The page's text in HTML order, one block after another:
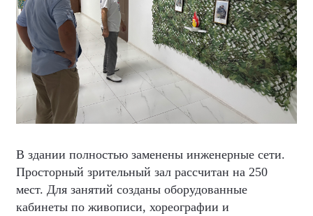
В здании полностью заменены инженерные сети.
Просторный зрительный зал рассчитан на 250
мест. Для занятий созданы оборудованные
кабинеты по живописи, хореографии и